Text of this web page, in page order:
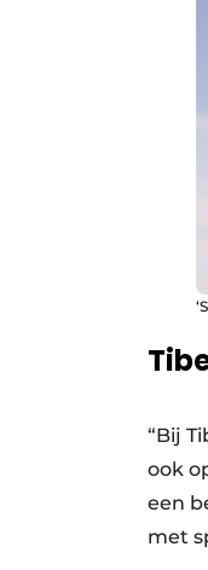
“Bij
ook
een
met